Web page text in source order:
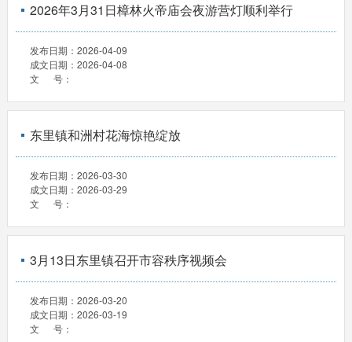
2026年3月31日樟林火帝庙会夜游营灯顺利举行
发布日期： 2026-04-09
成文日期： 2026-04-08
文 号：
东里镇和洲村花海惊艳绽放
发布日期： 2026-03-30
成文日期： 2026-03-29
文 号：
3月13日东里镇召开市容秩序视频会
发布日期： 2026-03-20
成文日期： 2026-03-19
文 号：